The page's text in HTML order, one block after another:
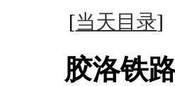
[当天目录
胶洛铁